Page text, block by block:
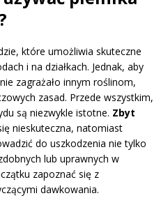
które umożliwia skuteczne
i na działkach. Jednak, aby
zagrażało innym roślinom,
zasad. Przede wszystkim,
są niezwykle istotne. Zbyt
nieskuteczna, natomiast
do uszkodzenia nie tylko
lub uprawnych w
zapoznać się z
dawkowania.